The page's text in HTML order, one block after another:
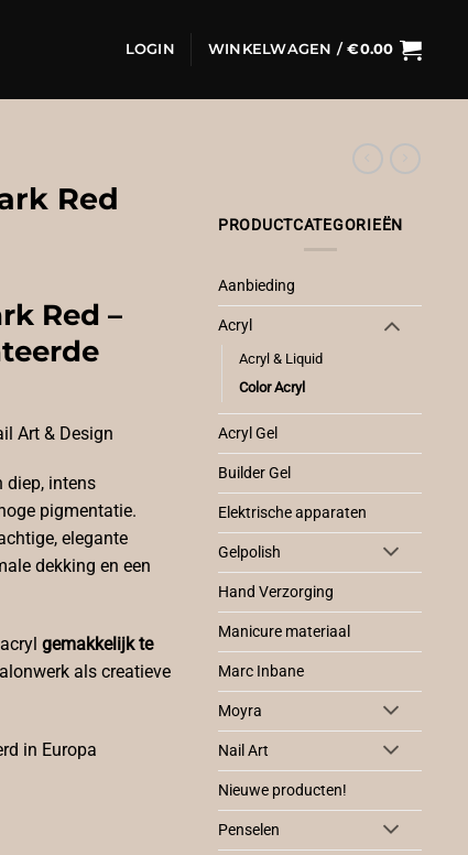
LOGIN WINKELWAGEN /€0.00
Red
Red –
Art & Design
diep, intens
pigmentatie.
elegante
dekking en een
gemakkelijk te
als creatieve
in Europa
PRODUCTCATEGORIEËN
Aanbieding
Acryl
Acryl & Liquid
Color Acryl
Acryl Gel
Builder Gel
Elektrische apparaten
Gelpolish
Hand Verzorging
Manicure materiaal
Marc Inbane
Moyra
Nail Art
Nieuwe producten!
Penselen